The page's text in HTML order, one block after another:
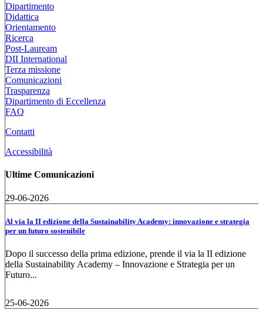
Dipartimento
Didattica
Orientamento
Ricerca
Post-Lauream
DII International
Terza missione
Comunicazioni
Trasparenza
Dipartimento di Eccellenza
FAQ
Contatti
Accessibilità
Ultime Comunicazioni
29-06-2026
Al via la II edizione della Sustainability Academy: innovazione e strategia
per un futuro sostenibile
Dopo il successo della prima edizione, prende il via la II edizione
della Sustainability Academy – Innovazione e Strategia per un
Futuro...
25-06-2026